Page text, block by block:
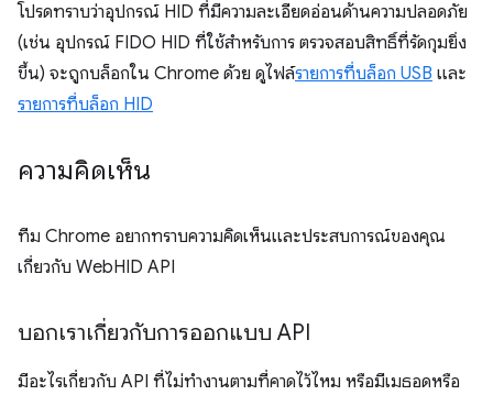
โปรดทราบว่าอุปกรณ์ HID ที่มีความละเอียดอ่อนด้านความปลอดภัย
(เช่น อุปกรณ์ FIDO HID ที่ใช้สำหรับการ ตรวจสอบสิทธิ์ที่รัดกุมยิ่ง
ขึ้น) จะถูกบล็อกใน Chrome ด้วย ดูไฟล์รายการที่บล็อก USB และ
รายการที่บล็อก HID
ความคิดเห็น
ทีม Chrome อยากทราบความคิดเห็นและประสบการณ์ของคุณ
เกี่ยวกับ WebHID API
บอกเราเกี่ยวกับการออกแบบ API
มีอะไรเกี่ยวกับ API ที่ไม่ทำงานตามที่คาดไว้ไหม หรือมีเมธอดหรือ